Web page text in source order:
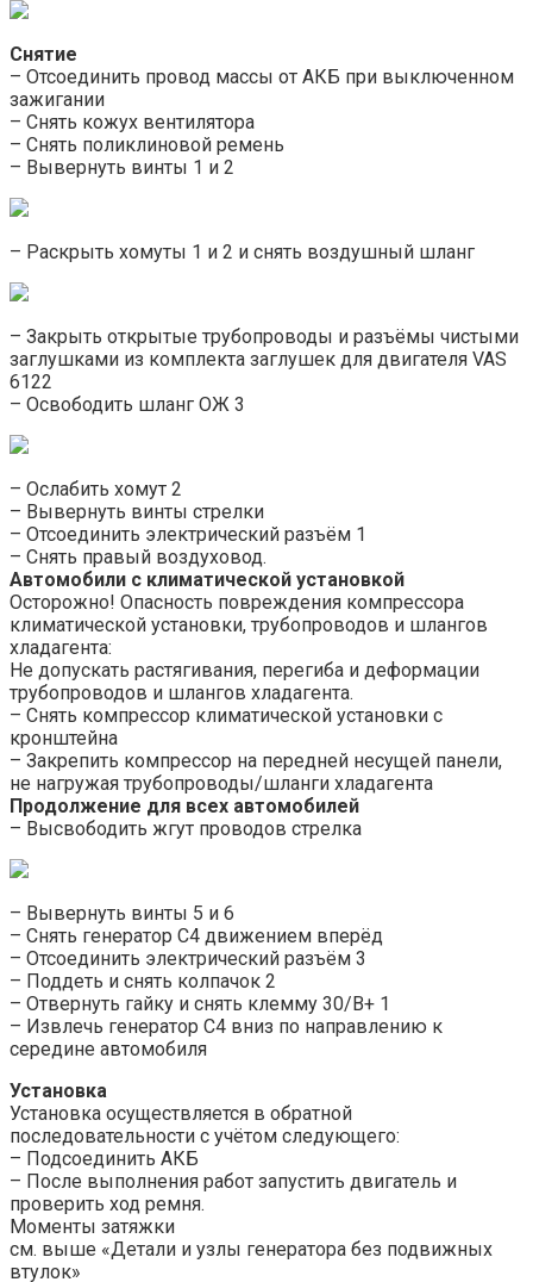
Снятие
– Отсоединить провод массы от АКБ при выключенном
зажигании
– Снять кожух вентилятора
– Снять поликлиновой ремень
– Вывернуть винты 1 и 2
– Раскрыть хомуты 1 и 2 и снять воздушный шланг
– Закрыть открытые трубопроводы и разъёмы чистыми
заглушками из комплекта заглушек для двигателя VAS
6122
– Освободить шланг ОЖ 3
– Ослабить хомут 2
– Вывернуть винты стрелки
– Отсоединить электрический разъём 1
– Снять правый воздуховод.
Автомобили с климатической установкой
Осторожно! Опасность повреждения компрессора
климатической установки, трубопроводов и шлангов
хладагента:
Не допускать растягивания, перегиба и деформации
трубопроводов и шлангов хладагента.
– Снять компрессор климатической установки с
кронштейна
– Закрепить компрессор на передней несущей панели,
не нагружая трубопроводы/шланги хладагента
Продолжение для всех автомобилей
– Высвободить жгут проводов стрелка
– Вывернуть винты 5 и 6
– Снять генератор C4 движением вперёд
– Отсоединить электрический разъём 3
– Поддеть и снять колпачок 2
– Отвернуть гайку и снять клемму 30/B+ 1
– Извлечь генератор C4 вниз по направлению к
середине автомобиля
Установка
Установка осуществляется в обратной
последовательности с учётом следующего:
– Подсоединить АКБ
– После выполнения работ запустить двигатель и
проверить ход ремня.
Моменты затяжки
см. выше «Детали и узлы генератора без подвижных
втулок»